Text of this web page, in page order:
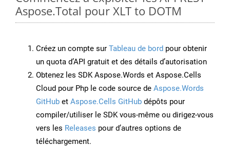
Aspose.Total pour XLT to DOTM
Créez un compte sur Tableau de bord pour obtenir
un quota d’API gratuit et des détails d’autorisation
Obtenez les SDK Aspose.Words et Aspose.Cells
Cloud pour Php le code source de Aspose.Words
GitHub et Aspose.Cells GitHub dépôts pour
compiler/utiliser le SDK vous-même ou dirigez-vous
vers les Releases pour d’autres options de
téléchargement.